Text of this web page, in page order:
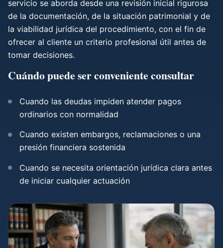
servicio se aborda desde una revisión inicial rigurosa
de la documentación, de la situación patrimonial y de
la viabilidad jurídica del procedimiento, con el fin de
ofrecer al cliente un criterio profesional útil antes de
tomar decisiones.
Cuándo puede ser conveniente consultar
Cuando las deudas impiden atender pagos
ordinarios con normalidad
Cuando existen embargos, reclamaciones o una
presión financiera sostenida
Cuando se necesita orientación jurídica clara antes
de iniciar cualquier actuación